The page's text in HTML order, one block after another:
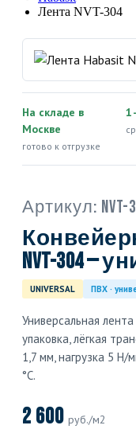
Лента NVT-304
На складе в
Москве
готово к отгрузке
Артикул: NVT-
NVT-304 —
UNIVERSAL ПВХ ·
Универсальная
упаковка, лёгкая
1,7 мм, нагрузка 5
°C.
2 600 руб./м2